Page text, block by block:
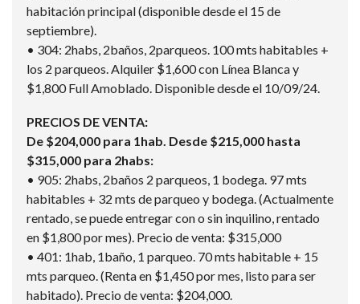
habitación principal (disponible desde el 15 de
septiembre).
• 304: 2habs, 2baños, 2parqueos. 100 mts habitables +
los 2 parqueos. Alquiler $1,600 con Línea Blanca y
$1,800 Full Amoblado. Disponible desde el 10/09/24.
PRECIOS DE VENTA:
De $204,000 para 1hab. Desde $215,000 hasta
$315,000 para 2habs:
• 905: 2habs, 2baños 2 parqueos, 1 bodega. 97 mts
habitables + 32 mts de parqueo y bodega. (Actualmente
rentado, se puede entregar con o sin inquilino, rentado
en $1,800 por mes). Precio de venta: $315,000
• 401: 1hab, 1baño, 1 parqueo. 70 mts habitable + 15
mts parqueo. (Renta en $1,450 por mes, listo para ser
habitado). Precio de venta: $204,000.